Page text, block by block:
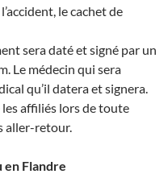
le cachet de
sera daté et signé par un
Le médecin qui sera
qu’il datera et signera.
les affiliés lors de toute
aller-retour.
en Flandre